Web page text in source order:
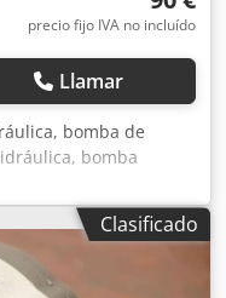
precio fijo IVA no incluído
Llamar
bomba de
bomba
corriente continua,
- Fabricante:
eje: ver foto,
Adqsf - Cantidad: 6
- Dimensiones:
Clasificado